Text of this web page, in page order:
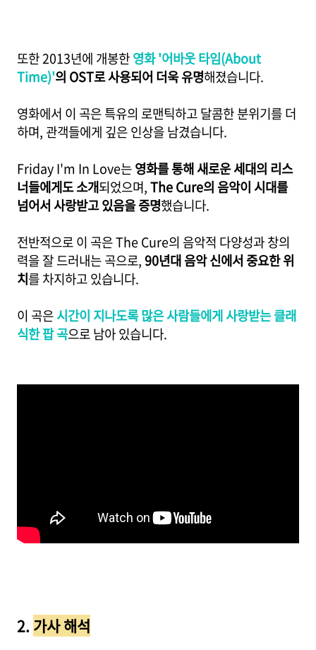
또한 2013년에 개봉한영화 '어바웃 타임(About
Time)'의 OST로 사용되어 더욱 유명해졌습니다.
영화에서 이 곡은 특유의 로맨틱하고 달콤한 분위기를 더
하며, 관객들에게 깊은 인상을 남겼습니다.
Friday I'm In Love는영화를 통해 새로운 세대의 리스
너들에게도 소개되었으며,The Cure의 음악이 시대를
넘어서 사랑받고 있음을 증명했습니다.
전반적으로 이 곡은 The Cure의 음악적 다양성과 창의
력을 잘 드러내는 곡으로,90년대 음악 신에서 중요한 위
치를 차지하고 있습니다.
이 곡은시간이 지나도록 많은 사람들에게 사랑받는 클래
식한 팝 곡으로 남아 있습니다.
2.가사 해석